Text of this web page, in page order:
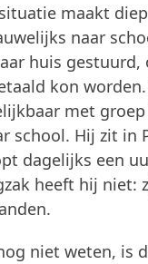
maakt
naar
huis
kon
met
school. Hij zit in
dagelijks een
heeft hij niet:
niet weten, is